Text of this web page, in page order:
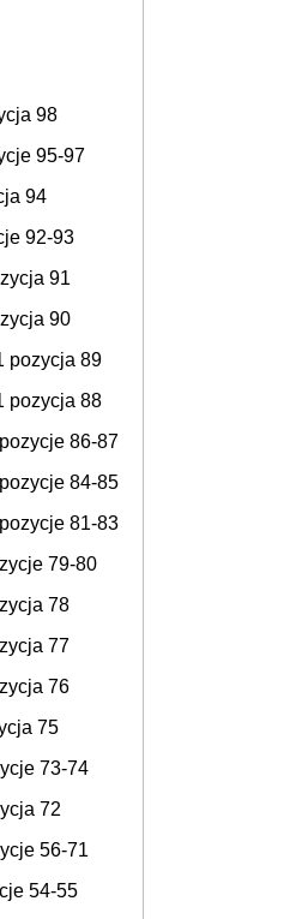
98
95-97
94
92-93
91
90
pozycja 89
pozycja 88
86-87
84-85
81-83
79-80
78
77
76
75
73-74
72
56-71
54-55